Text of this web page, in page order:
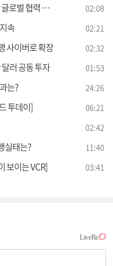
협력 지속 02:08
속 02:21
사이버로 확장 02:32
러 공동 투자 01:53
는? 24:26
투데이] 06:21
02:42
실태는? 11:40
보이는 VCR] 03:41